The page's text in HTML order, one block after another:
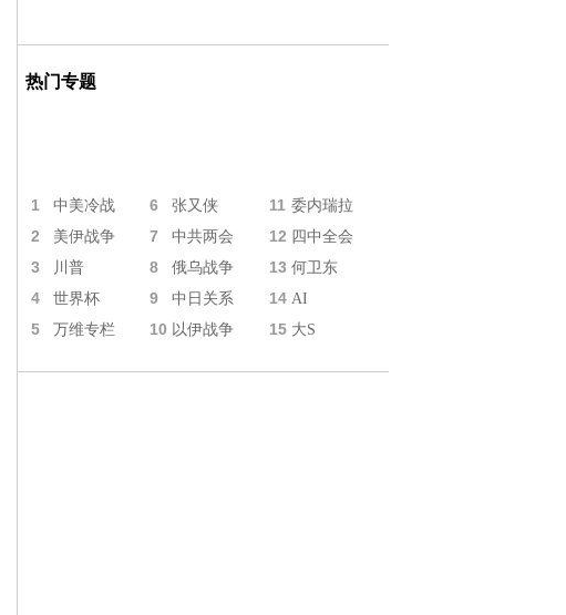
热门专题
1 中美冷战 6 张又侠 11 委内瑞拉
2 美伊战争 7 中共两会 12 四中全会
3 川普 8 俄乌战争 13 何卫东
4 世界杯 9 中日关系 14 AI
5 万维专栏 10 以伊战争 15 大S